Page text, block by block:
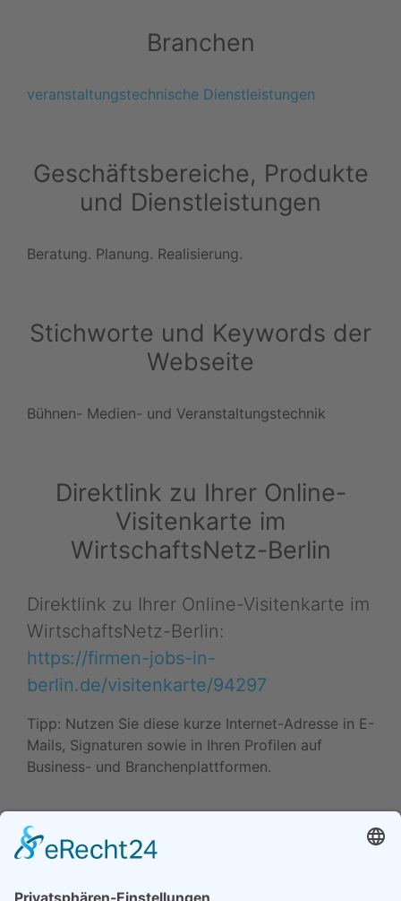
Branchen
veranstaltungstechnische Dienstleistungen
Geschäftsbereiche, Produkte
und Dienstleistungen
Beratung. Planung. Realisierung.
Stichworte und Keywords der
Webseite
Bühnen- Medien- und Veranstaltungstechnik
Direktlink zu Ihrer Online-
Visitenkarte im
WirtschaftsNetz-Berlin
Direktlink zu Ihrer Online-Visitenkarte im
WirtschaftsNetz-Berlin:
https://firmen-jobs-in-
berlin.de/visitenkarte/94297
Tipp: Nutzen Sie diese kurze Internet-Adresse in E-
Mails, Signaturen sowie in Ihren Profilen auf
Business- und Branchenplattformen.
Daten ändern (Inhaber) •
Drucken • Änderung